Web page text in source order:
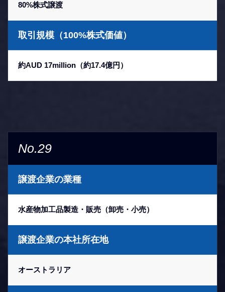
80%株式譲渡
取引規模（100%株式価値）
約AUD 17million（約17.4億円）
No.29
譲渡企業の業種
水産物加工品製造・販売（卸売・小売）
譲渡企業の本社所在地
オーストラリア